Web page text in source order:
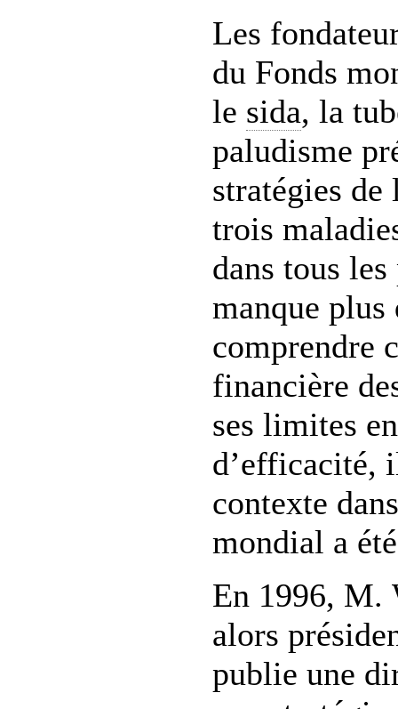
Les
du Fonds
le sida, la
paludisme
stratégies de
trois
dans tous
manque plus
comprendre
financière
ses limites
d’efficacité,
contexte
mondial a
En 1996,
alors
publie une